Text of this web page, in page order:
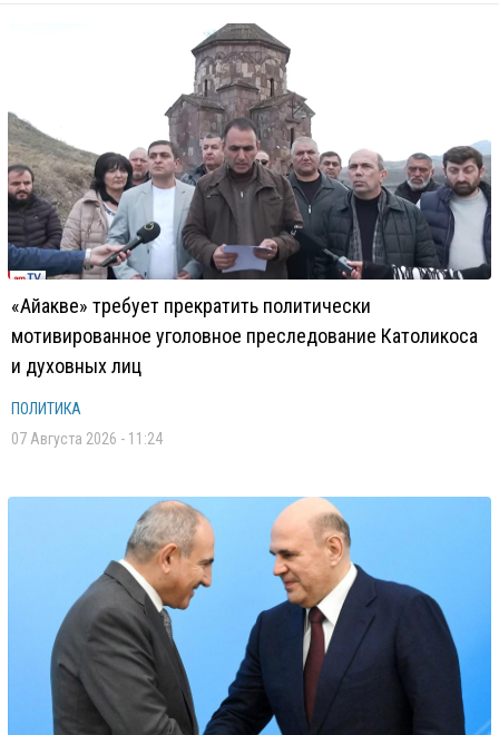
«Айакве» требует прекратить политически
мотивированное уголовное преследование Католикоса
и духовных лиц
ПОЛИТИКА
07 Августа 2026 - 11:24